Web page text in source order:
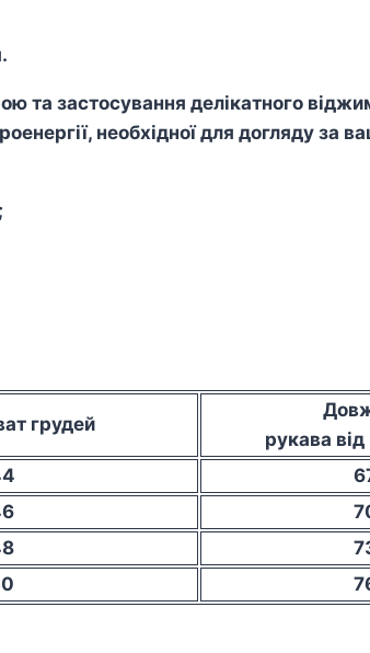
застосування делікатного
необхідної для догляду за
грудей
рукава